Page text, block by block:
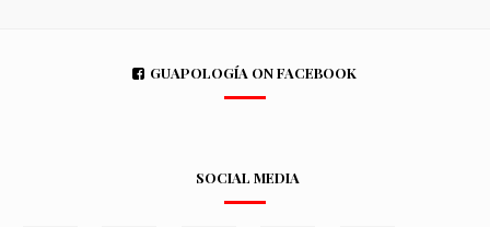
GUAPOLOGÍA ON FACEBOOK
SOCIAL MEDIA